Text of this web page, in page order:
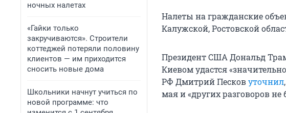
ночных налетах
«Гайки только
закручиваются». Строители
коттеджей потеряли половину
клиентов — им приходится
сносить новые дома
Школьники начнут учиться по
новой программе: что
Налеты на гражданские
Калужской, Ростовской
Президент США Дональд
Киевом удастся
РФ Дмитрий Песковуточнил
мая и «других разговоров не